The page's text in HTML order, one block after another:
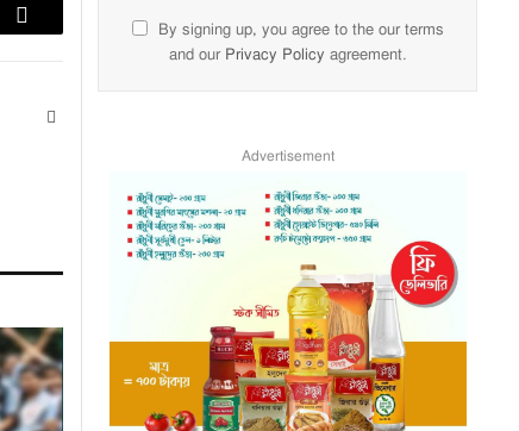
Email
By signing up, you agree to the our terms
and our Privacy Policy agreement.
Advertisement